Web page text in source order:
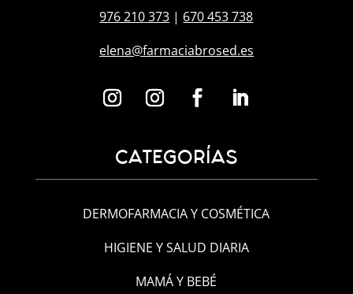
976 210 373 | 670 453 738
elena@farmaciabrosed.es
CATEGORÍAS
DERMOFARMACIA Y COSMÉTICA
HIGIENE Y SALUD DIARIA
MAMÁ Y BEBÉ